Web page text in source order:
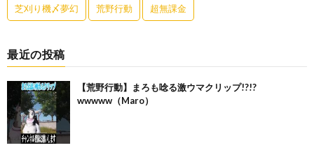
芝刈り機〆夢幻 荒野行動 超無課金
最近の投稿
【荒野行動】まろも唸る激ウマクリップ!?!?
wwwww（Maro）